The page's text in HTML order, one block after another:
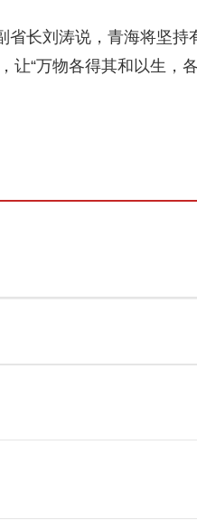
省长刘涛说，青海将坚
让“万物各得其和以生，各